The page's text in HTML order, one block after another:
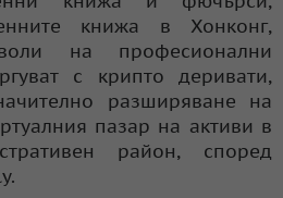
книжа в Хонконг,
на професионални
с крипто деривати,
разширяване на
пазар на активи в
район, според